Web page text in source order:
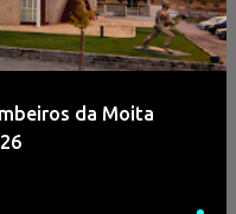
da Moita